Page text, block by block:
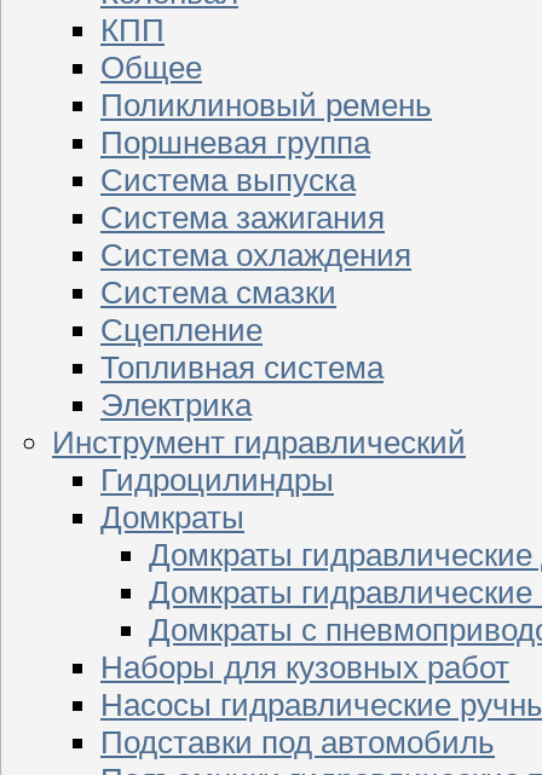
КПП
Общее
Поликлиновый ремень
Поршневая группа
Система выпуска
Система зажигания
Система охлаждения
Система смазки
Сцепление
Топливная система
Электрика
Инструмент гидравлический
Гидроцилиндры
Домкраты
Домкраты
Домкраты гидравлические
Домкраты с
Наборы для кузовных работ
Насосы гидравлические
Подставки под автомобиль